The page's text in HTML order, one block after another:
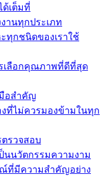
ด้เต็มที่
านทุกประเภท
ทุกชนิดของเราใช้
เลือกคุณภาพที่ดีที่สุด
อสำคัญ
งที่ไม่ควรมองข้ามในทุก
ตรวจสอบ
นนวัตกรรมความงาม
ณ์ที่มีความสำคัญอย่าง